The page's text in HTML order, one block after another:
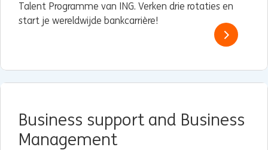
Talent Programme van ING. Verken drie rotaties en
start je wereldwijde bankcarrière!
Business support and Business
Management